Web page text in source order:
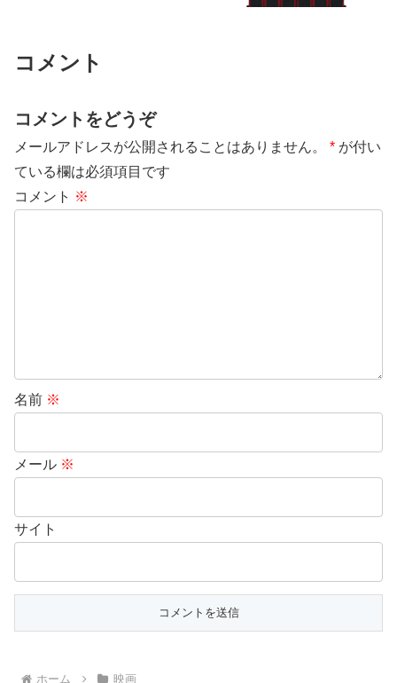
コメント
コメントをどうぞ
メールアドレスが公開されることはありません。 * が付い
ている欄は必須項目です
コメント ※
名前 ※
メール ※
サイト
ホーム 映画